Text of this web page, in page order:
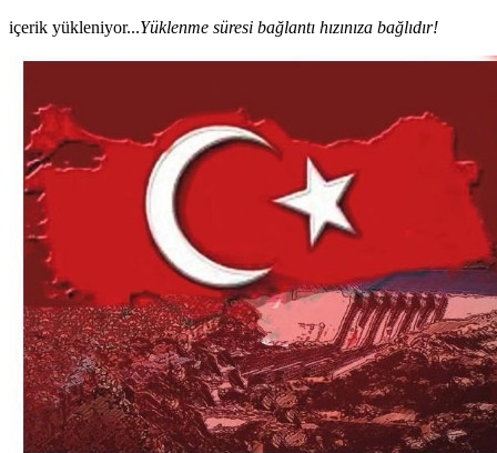
içerik yükleniyor...Yüklenme süresi bağlantı hızınıza bağlıdır!